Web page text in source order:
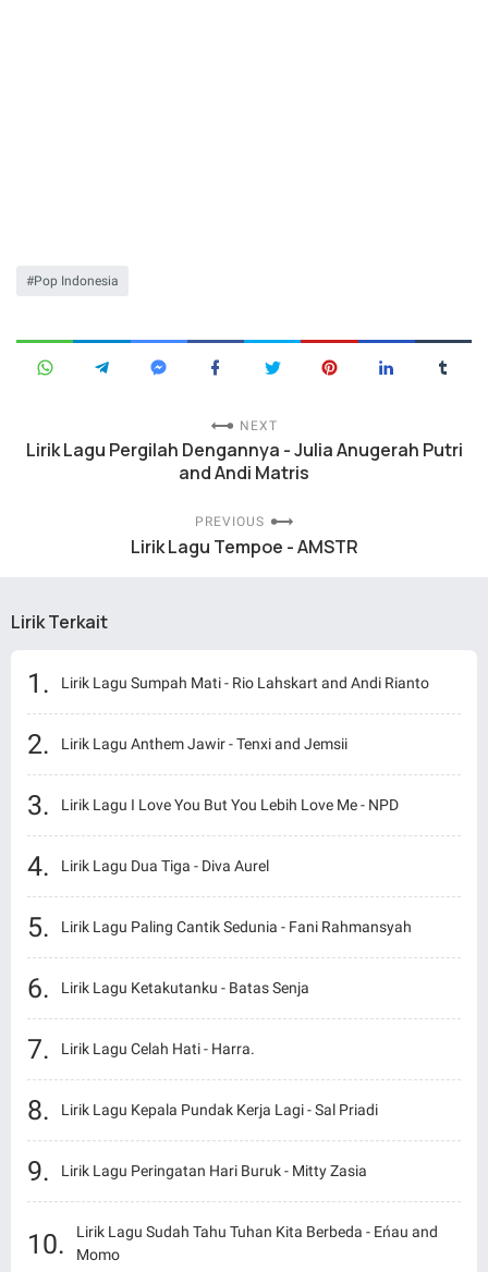
Pop Indonesia
NEXT
Lirik Lagu Pergilah Dengannya - Julia Anugerah Putri
and Andi Matris
PREVIOUS
Lirik Lagu Tempoe - AMSTR
Lirik Terkait
Lirik Lagu Sumpah Mati - Rio Lahskart and Andi Rianto
Lirik Lagu Anthem Jawir - Tenxi and Jemsii
Lirik Lagu I Love You But You Lebih Love Me - NPD
Lirik Lagu Dua Tiga - Diva Aurel
Lirik Lagu Paling Cantik Sedunia - Fani Rahmansyah
Lirik Lagu Ketakutanku - Batas Senja
Lirik Lagu Celah Hati - Harra.
Lirik Lagu Kepala Pundak Kerja Lagi - Sal Priadi
Lirik Lagu Peringatan Hari Buruk - Mitty Zasia
Lirik Lagu Sudah Tahu Tuhan Kita Berbeda - Eńau and
Momo